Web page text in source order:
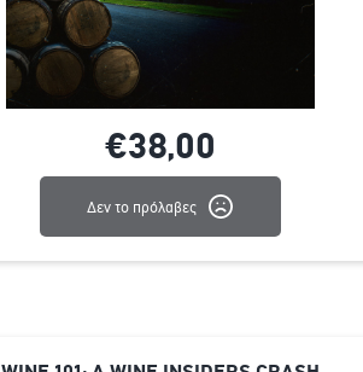
€38,00
Δεν το πρόλαβες